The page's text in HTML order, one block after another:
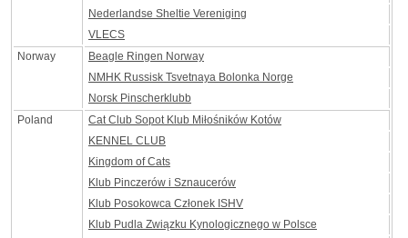
Nederlandse Sheltie Vereniging
VLECS
Norway
Beagle Ringen Norway
NMHK Russisk Tsvetnaya Bolonka Norge
Norsk Pinscherklubb
Poland
Cat Club Sopot Klub Miłośników Kotów
KENNEL CLUB
Kingdom of Cats
Klub Pinczerów i Sznaucerów
Klub Posokowca Członek ISHV
Klub Pudla Związku Kynologicznego w Polsce